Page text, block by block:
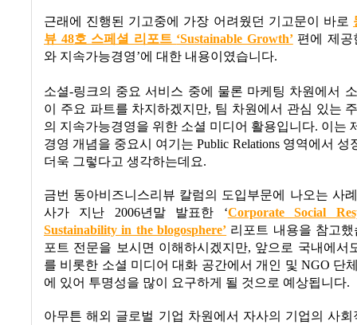
근래에 진행된 기고중에 가장 어려웠던 기고문이 바로
뷰 48호 스페셜 리포트 ‘Sustainable Growth’ 편에 제
와 지속가능경영’에 대한 내용이였습니다.
소셜-링크의 중요 서비스 중에 물론 마케팅 차원에서
이 주요 파트를 차지하겠지만, 팀 차원에서 관심 있는
의 지속가능경영을 위한 소셜 미디어 활용입니다. 이는
경영 개념을 중요시 여기는Public Relations 영역에서 성
더욱 그렇다고 생각하는데요.
금번 동아비즈니스리뷰 칼럼의 도입부문에 나오는 사
사가 지난 2006년말 발표한 ‘Corporate Social
Sustainability in the blogosphere’ 리포트 내용을 참고했
포트 전문을 보시면 이해하시겠지만, 앞으로 국내에서
를 비롯한 소셜 미디어 대화 공간에서 개인 및 NGO 단
에 있어 투명성을 많이 요구하게 될 것으로 예상됩니다.
아무튼 해외 글로벌 기업 차원에서 자사의 기업의 사